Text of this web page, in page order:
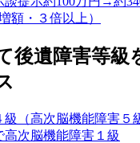
額・３倍以上）
後遺障害等級
級（高次脳機能障害５
次脳機能障害１級